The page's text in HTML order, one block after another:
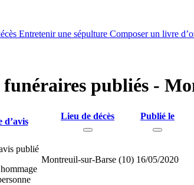
Entretenir une sépulture Composer un livre
publiés -
d’avis
Lieu de décès Publié le
publié
Montreuil-sur-Barse (10) 16/05/2020